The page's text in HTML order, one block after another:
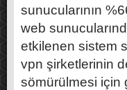
sunucularının
web
etkilenen sistem
vpn şirketlerinin
sömürülmesi